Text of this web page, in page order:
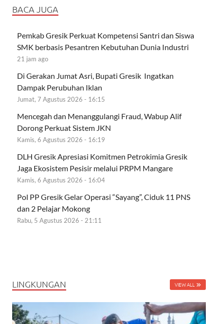
BACA JUGA
Pemkab Gresik Perkuat Kompetensi Santri dan Siswa
SMK berbasis Pesantren Kebutuhan Dunia Industri
21 jam ago
Di Gerakan Jumat Asri, Bupati Gresik Ingatkan
Dampak Perubuhan Iklan
Jumat, 7 Agustus 2026 - 16:15
Mencegah dan Menanggulangi Fraud, Wabup Alif
Dorong Perkuat Sistem JKN
Kamis, 6 Agustus 2026 - 16:19
DLH Gresik Apresiasi Komitmen Petrokimia Gresik
Jaga Ekosistem Pesisir melalui PRPM Mangare
Kamis, 6 Agustus 2026 - 16:04
Pol PP Gresik Gelar Operasi “Sayang”, Ciduk 11 PNS
dan 2 Pelajar Mokong
Rabu, 5 Agustus 2026 - 21:11
LINGKUNGAN VIEW ALL